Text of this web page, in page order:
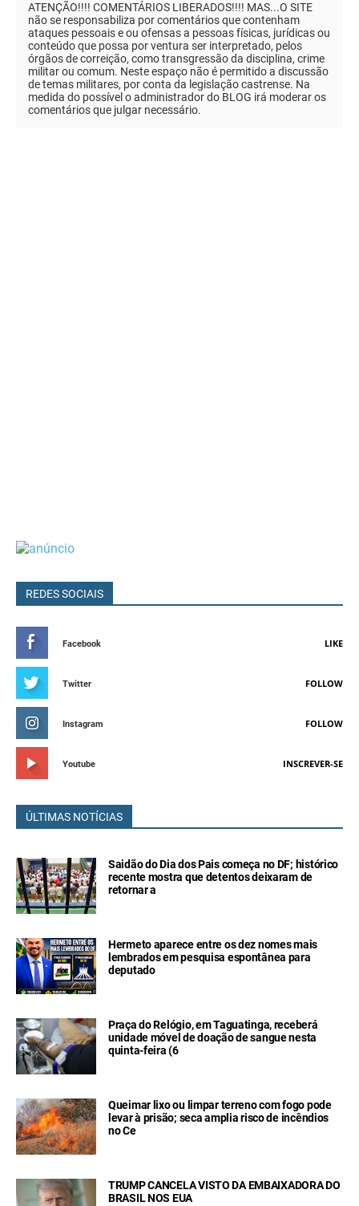
ATENÇÃO!!!! COMENTÁRIOS LIBERADOS!!!! MAS...O SITE
não se responsabiliza por comentários que contenham
ataques pessoais e ou ofensas a pessoas físicas, jurídicas ou
conteúdo que possa por ventura ser interpretado, pelos
órgãos de correição, como transgressão da disciplina, crime
militar ou comum. Neste espaço não é permitido a discussão
de temas militares, por conta da legislação castrense. Na
medida do possível o administrador do BLOG irá moderar os
comentários que julgar necessário.
REDES SOCIAIS
Facebook LIKE
Twitter FOLLOW
Instagram FOLLOW
Youtube INSCREVER-SE
ÚLTIMAS NOTÍCIAS
Saidão do Dia dos Pais começa no DF; histórico
recente mostra que detentos deixaram de
retornar a
Hermeto aparece entre os dez nomes mais
lembrados em pesquisa espontânea para
deputado
Praça do Relógio, em Taguatinga, receberá
unidade móvel de doação de sangue nesta
quinta-feira (6
Queimar lixo ou limpar terreno com fogo pode
levar à prisão; seca amplia risco de incêndios
no Ce
TRUMP CANCELA VISTO DA EMBAIXADORA DO
BRASIL NOS EUA